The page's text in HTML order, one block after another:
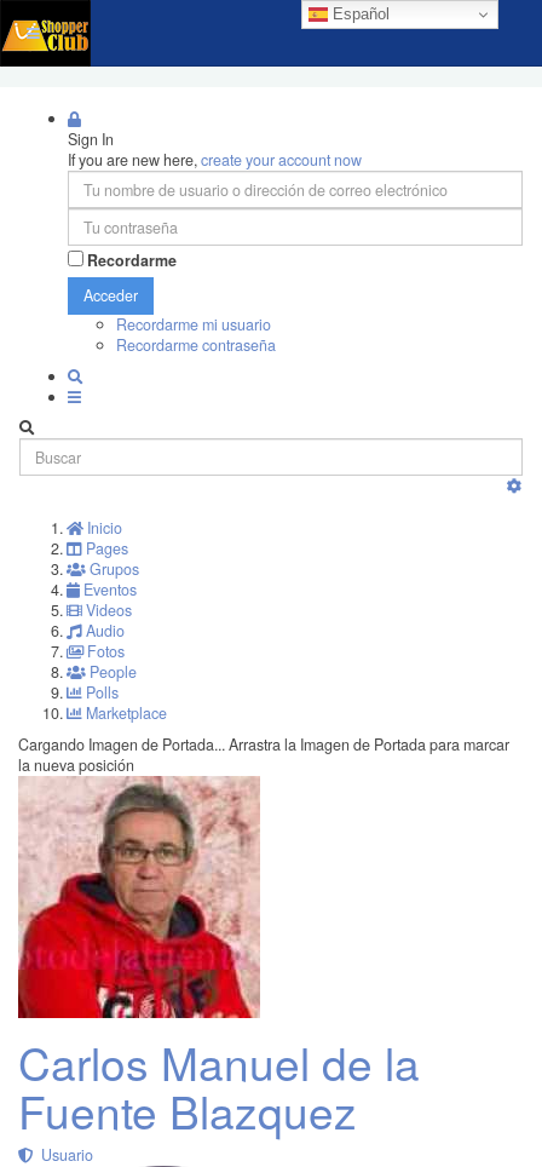
Español
Sign In
If you are new here,create your account now
Recordarme
Acceder
Recordarme mi usuario
Recordarme contraseña
Inicio
Pages
Grupos
Eventos
Videos
Audio
Fotos
People
Polls
Marketplace
Cargando Imagen de Portada... Arrastra la Imagen de Portada para marcar
la nueva posición
Carlos Manuel de la
Fuente Blazquez
Usuario